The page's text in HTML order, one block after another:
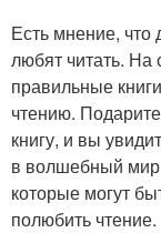
Есть мнение, что
любят читать.
правильные
чтению.
книгу, и вы
в волшебный мир
которые могут
полюбить чтение.